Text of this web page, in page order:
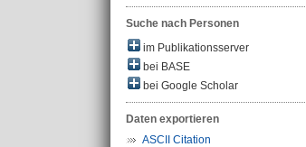
Suche nach Personen
im Publikationsserver
bei BASE
bei Google Scholar
Daten exportieren
ASCII Citation